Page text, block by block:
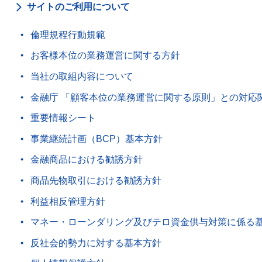
サイトのご利用について
倫理規程行動規範
お客様本位の業務運営に関する方針
当社の取組内容について
金融庁 「顧客本位の業務運営に関する原則」との対応
重要情報シート
事業継続計画（BCP）基本方針
金融商品における勧誘方針
商品先物取引における勧誘方針
利益相反管理方針
マネー・ローンダリング及びテロ資金供与対策に係る
反社会的勢力に対する基本方針